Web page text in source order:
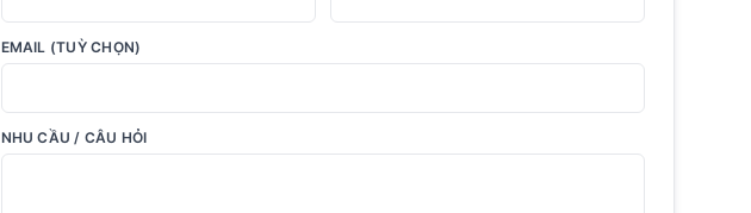
EMAIL (TUỲ CHỌN)
NHU CẦU / CÂU HỎI